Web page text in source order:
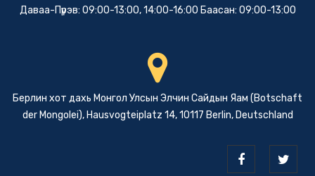
Даваа-Пүрэв: 09:00-13:00, 14:00-16:00 Баасан: 09:00-13:00
Берлин хот дахь Монгол Улсын Элчин Сайдын Яам (Botschaft
der Mongolei), Hausvogteiplatz 14, 10117 Berlin, Deutschland